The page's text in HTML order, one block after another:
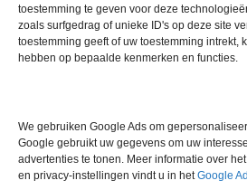
toestemming te geven voor deze
zoals surfgedrag of unieke ID's op deze site
toestemming geeft of uw toestemming intrekt,
hebben op bepaalde kenmerken en functies.
We gebruiken Google Ads om
Google gebruikt uw gegevens om uw
advertenties te tonen. Meer informatie over
en privacy-instellingen vindt u in hetGoogle
Gerelateerde
Via bemiddeling